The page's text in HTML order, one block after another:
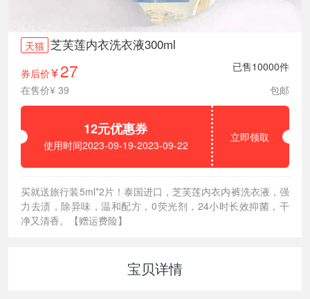
天猫 芝芙莲内衣洗衣液300ml
券后价¥27
已售10000件
在售价¥ 39
包邮
12元优惠券
使用时间2023-09-19-2023-09-22
立即领取
买就送旅行装5ml*2片！泰国进口，芝芙莲内衣内裤洗衣液，强
力去渍，除异味，温和配方，0荧光剂，24小时长效抑菌，干
净又清香。【赠运费险】
宝贝详情